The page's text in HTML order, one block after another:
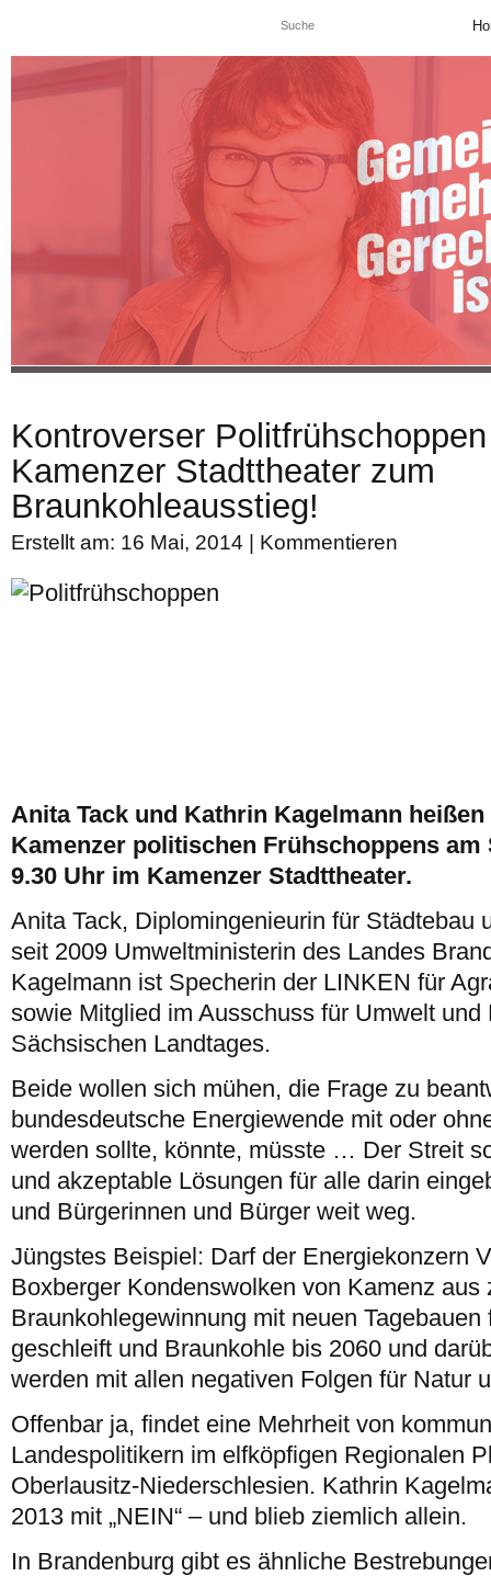
Kontroverser
Kamenzer Stadttheater zum
Braunkohleausstieg!
Erstellt am: 16 Mai, 2014 | Kommentieren
Anita Tack und Kathrin Kagelmann heißen
Kamenzer politischen Frühschoppens am
9.30 Uhr im Kamenzer Stadttheater.
Anita Tack, Diplomingenieurin für Städtebau
seit 2009 Umweltministerin des Landes
Kagelmann ist Specherin der LINKEN für
sowie Mitglied im Ausschuss für Umwelt und
Sächsischen Landtages.
Beide wollen sich mühen, die Frage zu
bundesdeutsche Energiewende mit oder
werden sollte, könnte, müsste … Der Streit
und akzeptable Lösungen für alle darin
und Bürgerinnen und Bürger weit weg.
Jüngstes Beispiel: Darf der Energiekonzern
Boxberger Kondenswolken von Kamenz aus
Braunkohlegewinnung mit neuen
geschleift und Braunkohle bis 2060 und
werden mit allen negativen Folgen für Natur
Offenbar ja, findet eine Mehrheit von
Landespolitikern im elfköpfigen Regionalen
Oberlausitz-Niederschlesien. Kathrin
2013 mit „NEIN“ – und blieb ziemlich allein.
In Brandenburg gibt es ähnliche